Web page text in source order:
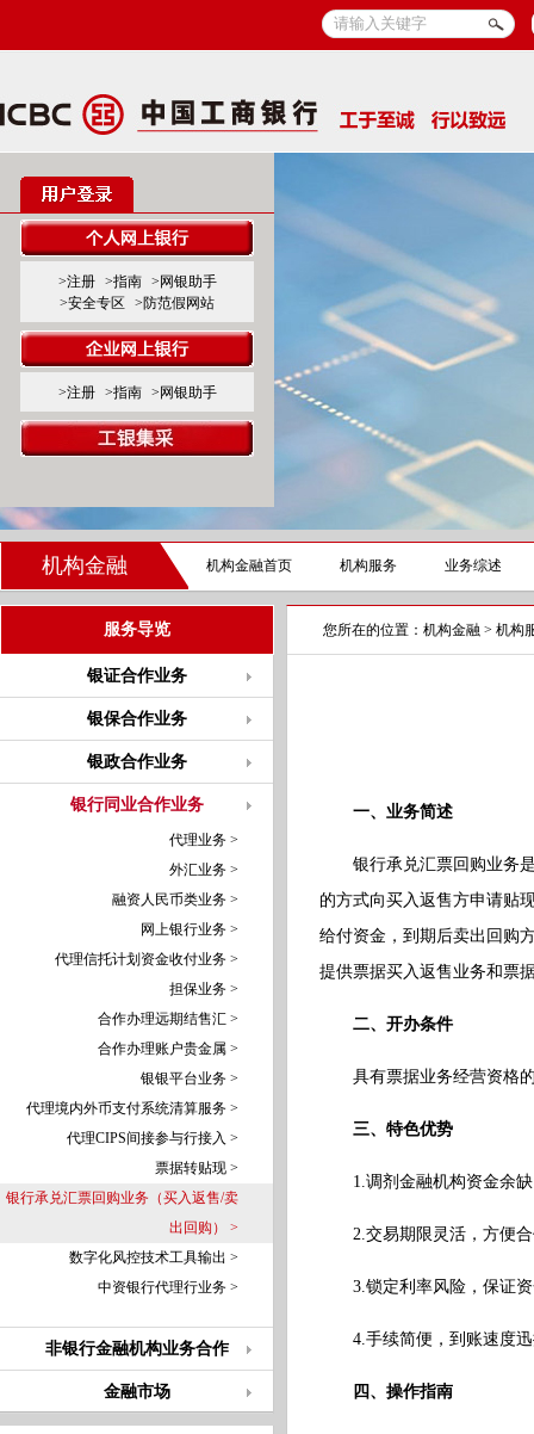
>注册 >指南
>网银助手
>安全专区
>防范假网站
>注册 >指南 >网银助手
机构金融 机构金融首页 机构服务 业务综述
服务导览
银证合作业务
银保合作业务
银政合作业务
银行同业合作业务
代理业务 >
外汇业务 >
融资人民币类业务 >
网上银行业务 >
代理信托计划资金收付业务 >
担保业务 >
合作办理远期结售汇 >
合作办理账户贵金属 >
银银平台业务 >
代理境内外币支付系统清算服务 >
代理CIPS间接参与行接入 >
票据转贴现 >
银行承兑汇票回购业务（买入返售/卖
出回购） >
数字化风控技术工具输出 >
中资银行代理行业务 >
非银行金融机构业务合作
金融市场
您所在的位置： 机构金融 > 机构
一、业务简述
银行承兑汇票回购业务
的方式向买入返售方申请贴
给付资金，到期后卖出回购
提供票据买入返售业务和票
二、开办条件
具有票据业务经营资格
三、特色优势
1.调剂金融机构资金余
2.交易期限灵活，方便合
3.锁定利率风险，保证资
4.手续简便，到账速度迅
四、操作指南